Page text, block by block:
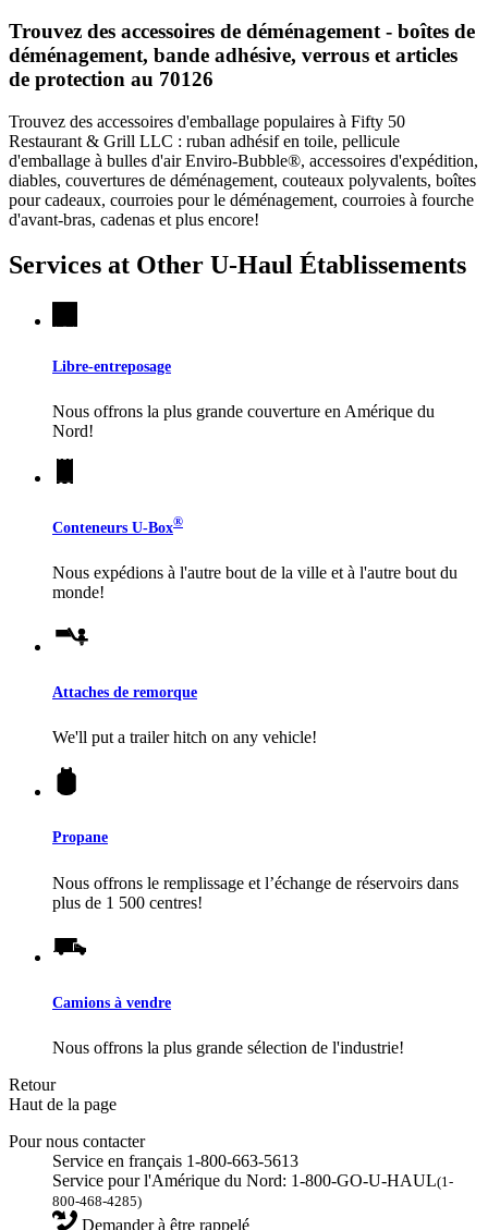
Trouvez des accessoires de déménagement - boîtes de
déménagement, bande adhésive, verrous et articles
de protection au 70126
Trouvez des accessoires d'emballage populaires à Fifty 50
Restaurant & Grill LLC : ruban adhésif en toile, pellicule
d'emballage à bulles d'air Enviro-Bubble®, accessoires d'expédition,
diables, couvertures de déménagement, couteaux polyvalents, boîtes
pour cadeaux, courroies pour le déménagement, courroies à fourche
d'avant-bras, cadenas et plus encore!
Services at Other U-Haul Établissements
Libre-entreposage
Nous offrons la plus grande couverture en Amérique du
Nord!
Conteneurs U-Box®
Nous expédions à l'autre bout de la ville et à l'autre bout du
monde!
Attaches de remorque
We'll put a trailer hitch on any vehicle!
Propane
Nous offrons le remplissage et l’échange de réservoirs dans
plus de 1 500 centres!
Camions à vendre
Nous offrons la plus grande sélection de l'industrie!
Retour
Haut de la page
Pour nous contacter
Service en français 1-800-663-5613
Service pour l'Amérique du Nord: 1-800-GO-U-HAUL(1-
800-468-4285)
Demander à être rappelé